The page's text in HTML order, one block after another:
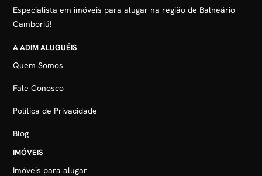
Especialista em imóveis para alugar na região de Balneário
Camboriú!
A ADIM ALUGUÉIS
Quem Somos
Fale Conosco
Política de Privacidade
Blog
IMÓVEIS
Imóveis para alugar